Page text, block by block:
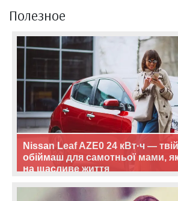
Полезное
Nissan Leaf AZE0 24 кВт·ч —
обіймаш для самотньої мами,
на щасливе життя